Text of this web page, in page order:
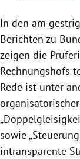
In den am
Berichten zu
zeigen die
Rechnungshofs
Rede ist unter
sowie
intransparente